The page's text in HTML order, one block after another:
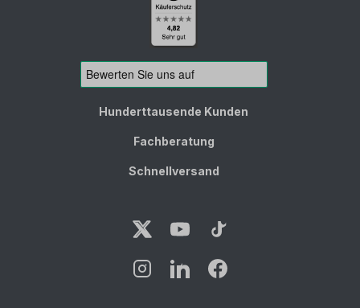
Hunderttausende Kunden
Fachberatung
Schnellversand